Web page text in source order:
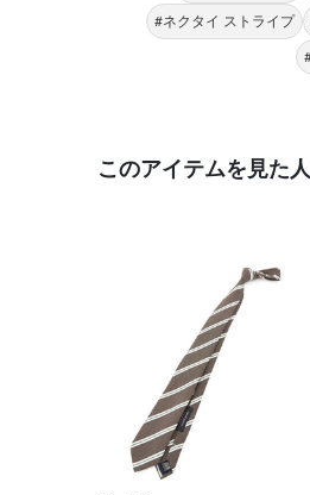
#ネクタイ ストライプ
このアイテムを見た